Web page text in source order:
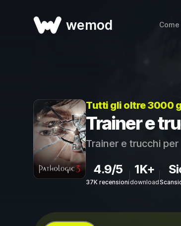
wemod
Tutti gli oltre 3000
Trainer e
Trainer e trucchi per
4.9/5
37K recensioni
1K+
download